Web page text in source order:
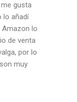
gusta
lo añadí
Amazon lo
de venta
por lo
muy